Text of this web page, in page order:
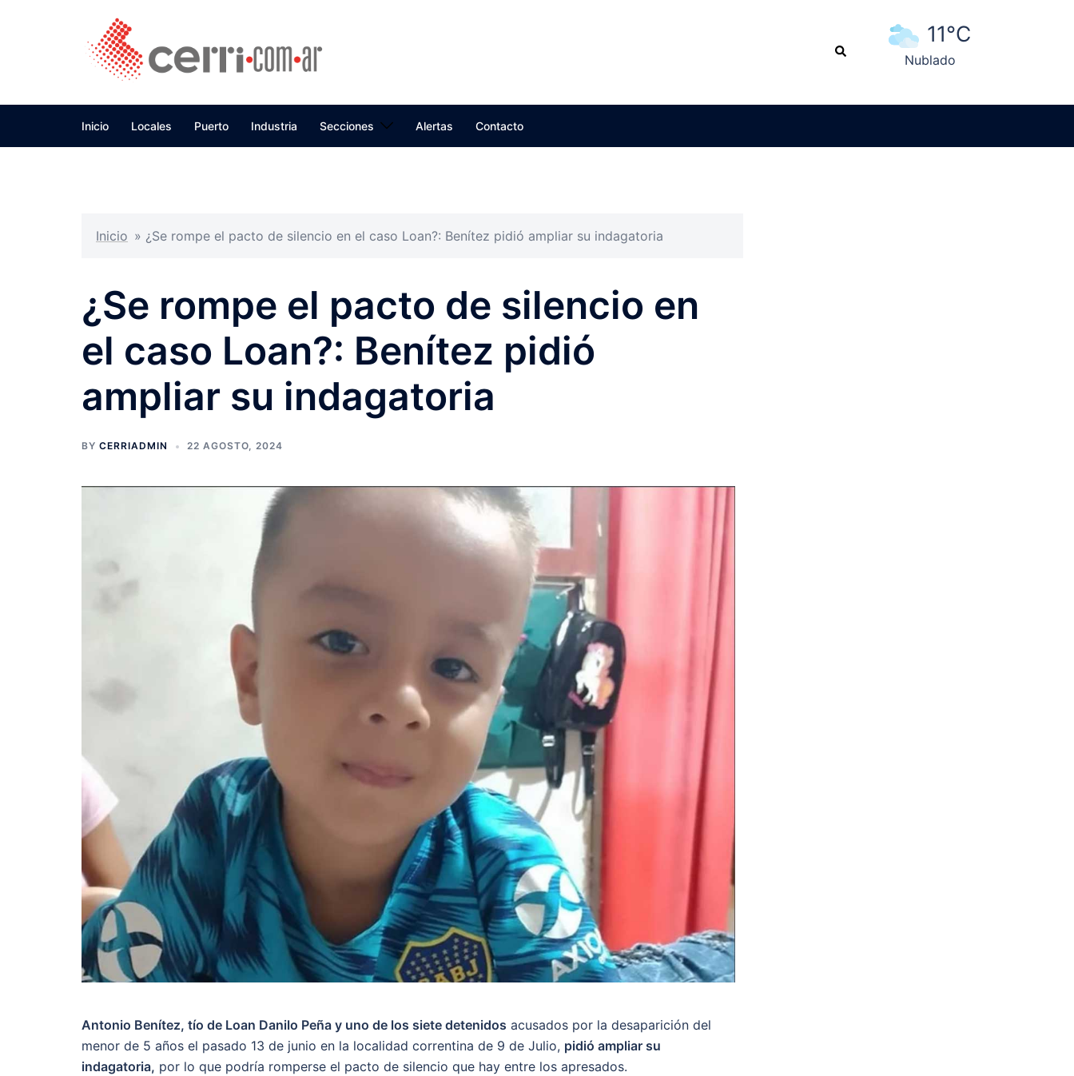
Search
11°C
Nublado
Inicio Locales Puerto Industria Secciones Alertas Contacto
Inicio » ¿Se rompe el pacto de silencio en el caso Loan?: Benítez pidió ampliar su indagatoria
¿Se rompe el pacto de silencio en
el caso Loan?: Benítez pidió
ampliar su indagatoria
BY CERRIADMIN 22 AGOSTO, 2024
Antonio Benítez, tío de Loan Danilo Peña y uno de los siete detenidos acusados por la desaparición del
menor de 5 años el pasado 13 de junio en la localidad correntina de 9 de Julio, pidió ampliar su
indagatoria, por lo que podría romperse el pacto de silencio que hay entre los apresados.